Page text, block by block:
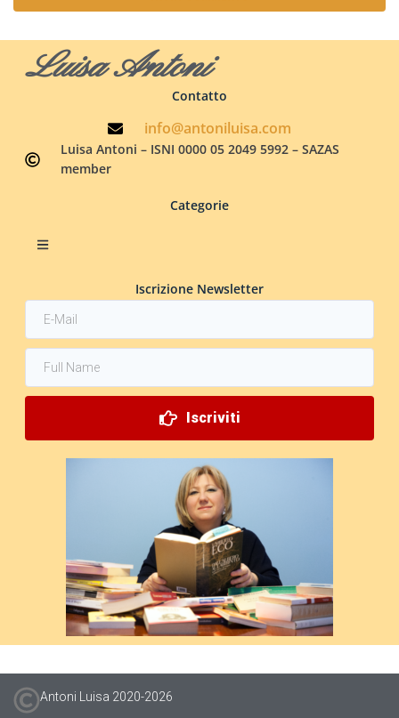
Luisa Antoni
Contatto
info@antoniluisa.com
Luisa Antoni – ISNI 0000 05 2049 5992 – SAZAS
member
Categorie
Iscrizione Newsletter
Iscriviti
Antoni Luisa 2020-2026